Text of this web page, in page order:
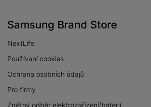
Samsung Brand Store
NextLife
Používaní cookies
Ochrana osobních údajů
Pro firmy
Zpětný odběr elektrozařízení/baterií